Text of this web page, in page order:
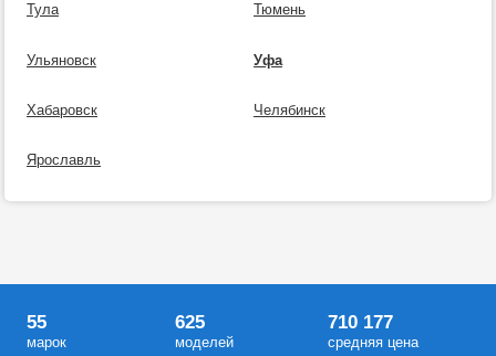
Тула Тюмень
Ульяновск Уфа
Хабаровск Челябинск
Ярославль
55
марок
625
моделей
710 177
средняя цена